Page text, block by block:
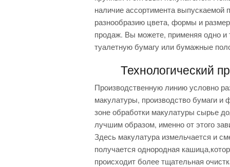
наличие ассортимента выпускаемой
разнообразию цвета, формы и
продаж. Вы можете, применяя одно и
туалетную бумагу или бумажные
Технологический
Производственную линию условно
макулатуры, производство бумаги и
зоне обработки макулатуры сырье
лучшим образом, именно от этого
Здесь макулатура измельчается и
получается однородная
происходит более тщательная